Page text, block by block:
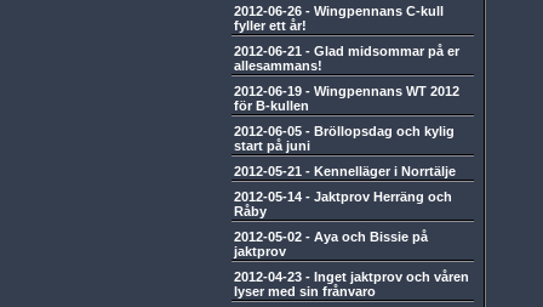
2012-06-26 - Wingpennans C-kull
fyller ett år!
2012-06-21 - Glad midsommar på er
allesammans!
2012-06-19 - Wingpennans WT 2012
för B-kullen
2012-06-05 - Bröllopsdag och kylig
start på juni
2012-05-21 - Kennelläger i Norrtälje
2012-05-14 - Jaktprov Herräng och
Råby
2012-05-02 - Aya och Bissie på
jaktprov
2012-04-23 - Inget jaktprov och våren
lyser med sin frånvaro